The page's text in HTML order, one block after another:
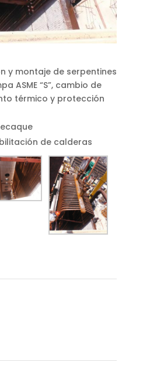
y montaje de serpentines
ASME “S”, cambio de
térmico y protección
de calderas